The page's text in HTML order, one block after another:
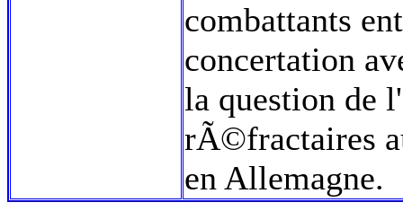
combattants
concertation
la question de
rÃ©fractaires
en Allemagne.